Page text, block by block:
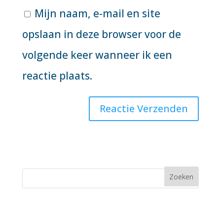
Mijn naam, e-mail en site
opslaan in deze browser voor de
volgende keer wanneer ik een
reactie plaats.